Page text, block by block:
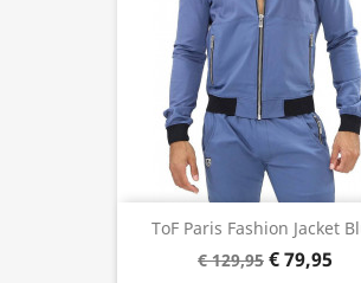
ToF Paris Fashion Jacket
€ 129,95 € 79,95